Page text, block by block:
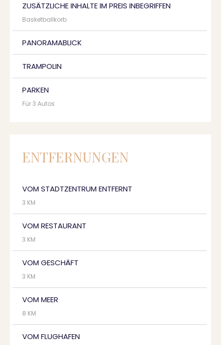
ZUSÄTZLICHE INHALTE IM PREIS INBEGRIFFEN
Basketballkorb
PANORAMABLICK
TRAMPOLIN
PARKEN
Für 3 Autos
ENTFERNUNGEN
VOM STADTZENTRUM ENTFERNT
3 KM
VOM RESTAURANT
3 KM
VOM GESCHÄFT
3 KM
VOM MEER
8 KM
VOM FLUGHAFEN